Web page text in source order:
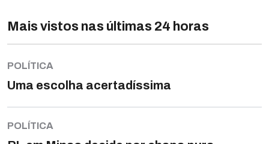
Mais vistos nas últimas 24 horas
POLÍTICA
Uma escolha acertadíssima
POLÍTICA